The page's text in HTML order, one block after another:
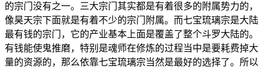
的宗门没有之一。三大宗门其实都是有着很多的附属势力的，
像昊天宗下面就是有着不少的宗门附属。而七宝琉璃宗是大陆
最有钱的宗门，它的产业基本上面是覆盖了整个斗罗大陆的。
有钱能使鬼推磨，特别是魂师在修炼的过程当中是要耗费掉大
量的资源的，那么依靠七宝琉璃宗当然是最好的选择了。所以